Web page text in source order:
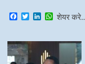
F
a
e
b
o
T
w
t
e
L
k
e
d
W
t
A
शेयर करे..